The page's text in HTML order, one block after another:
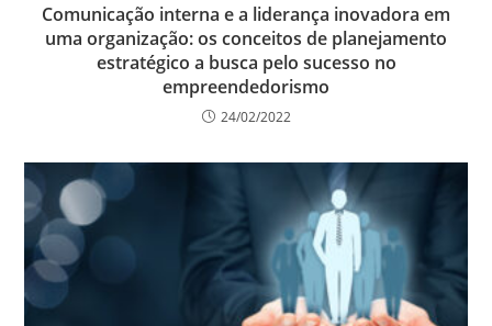
Comunicação interna e a liderança inovadora em
uma organização: os conceitos de planejamento
estratégico a busca pelo sucesso no
empreendedorismo
24/02/2022